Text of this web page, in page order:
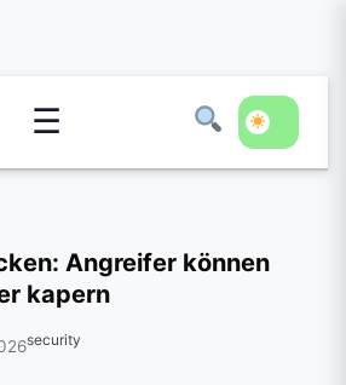
☰
Angreifer können
kapern
security